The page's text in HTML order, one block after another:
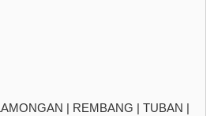
| REMBANG | TUBAN |